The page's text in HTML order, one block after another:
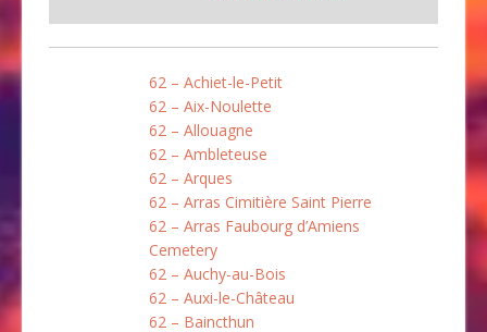
62 – Achiet-le-Petit
62 – Aix-Noulette
62 – Allouagne
62 – Ambleteuse
62 – Arques
62 – Arras Cimitière Saint Pierre
62 – Arras Faubourg d’Amiens
Cemetery
62 – Auchy-au-Bois
62 – Auxi-le-Château
62 – Baincthun